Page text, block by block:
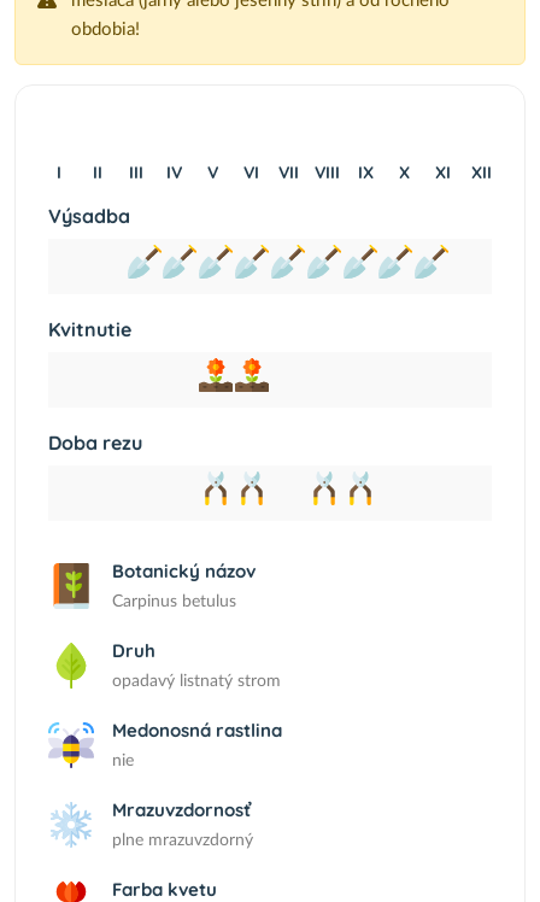
obdobia!
I II III IV V VI VII VIII IX X XI XII
Výsadba
Kvitnutie
Doba rezu
Botanický názov
Carpinus betulus
Druh
opadavý listnatý strom
Medonosná rastlina
nie
Mrazuvzdornosť
plne mrazuvzdorný
Farba kvetu